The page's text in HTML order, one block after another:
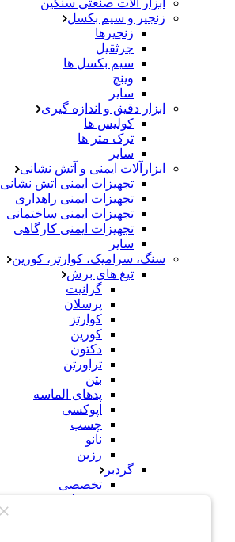
ابزار آلات صنعتی سنگین
زنجیر و سیم بکسل
زنجیرها
جرثقیل
سیم بکسل ها
وینچ
سایر
ابزار دقیق و اندازه گیری
کولیس ها
ترک متر ها
سایر
ابزارآلات ایمنی و آتش نشانی
تجهیزات ایمنی اتش نشانی
تجهیزات ایمنی راهداری
تجهیزات ایمنی ساختمانی
تجهیزات ایمنی کارگاهی
سایر
سنگ، سرامیک، کوارتز، کورین
تیغ های برش
گرانیت
پرسلان
کوارتز
کورین
دکتون
تراورتن
بتن
پدهای الماسه
اپوکسی
چسب
نانو
رزین
گردبر
تخصصی
معمولی